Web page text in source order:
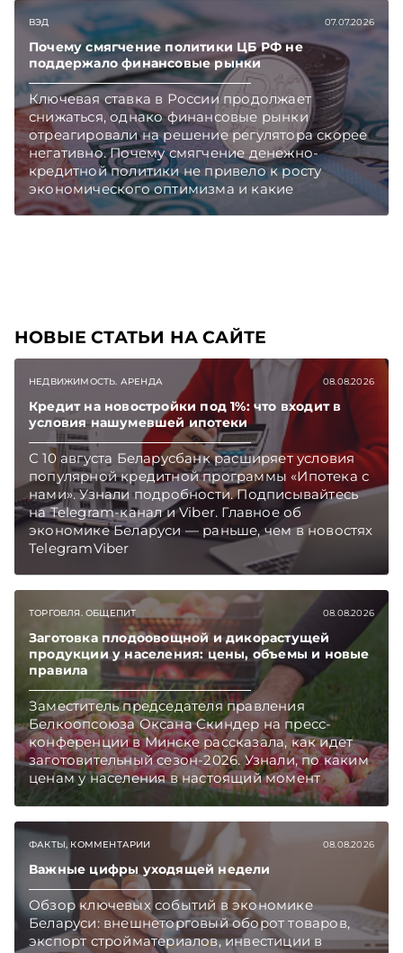
всех прочих требований) до 1 ноября 2026
года. Аналогичный порядок - но только до 1
июля - будет применяться к товарам,
ввозимым из Армении, Казахстана и
Кыргызстана.
ВЭД 07.07.2026
Почему смягчение политики ЦБ РФ не
поддержало финансовые рынки
Ключевая ставка в России продолжает
снижаться, однако финансовые рынки
отреагировали на решение регулятора скорее
негативно. Почему смягчение денежно-
кредитной политики не привело к росту
экономического оптимизма и какие
последствия это может иметь, разбиралась
НОВЫЕ СТАТЬИ НА САЙТЕ
НЕДВИЖИМОСТЬ. АРЕНДА 08.08.2026
Кредит на новостройки под 1%: что входит в
условия нашумевшей ипотеки
С 10 августа Беларусбанк расширяет условия
популярной кредитной программы «Ипотека с
нами». Узнали подробности. Подписывайтесь
на Telegram‑канал и Viber. Главное об
экономике Беларуси — раньше, чем в новостях
TelegramViber
ТОРГОВЛЯ. ОБЩЕПИТ 08.08.2026
Заготовка плодоовощной и дикорастущей
продукции у населения: цены, объемы и новые
правила
Заместитель председателя правления
Белкоопсоюза Оксана Скиндер на пресс-
конференции в Минске рассказала, как идет
заготовительный сезон-2026. Узнали, по каким
ценам у населения в настоящий момент
закупают продукцию, сколько
как изменились правила игры в текущем году.
Подписывайтесь на Telegram‑канал и Viber.
Главное об экономике Беларуси — раньше,
чем в новостях TelegramViber
ФАКТЫ, КОММЕНТАРИИ 08.08.2026
Важные цифры уходящей недели
Обзор ключевых событий в экономике
Беларуси: внешнеторговый оборот товаров,
экспорт стройматериалов, инвестиции в